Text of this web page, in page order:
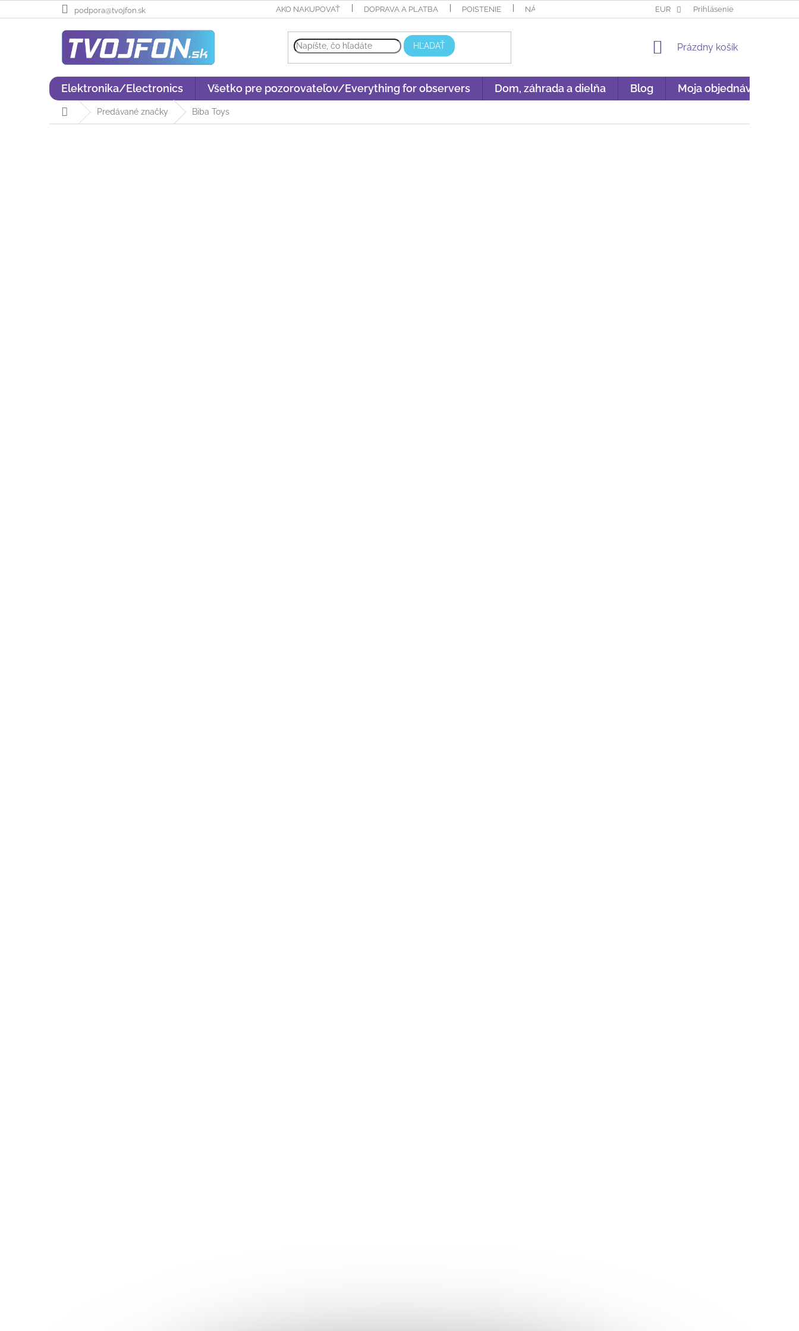
na
podpora@tvojfon.sk AKO NAKUPOVAŤ DOPRAVA A PLATBA POISTENIE NÁKUP NA SPLÁTKY GARANCIA ORIGINALITY
EUR Prihlásenie
HĽADAŤ
NÁKUPNÝ
Prázdny košík
Elektronika/Electronics Všetko pre pozorovateľov/Everything for observers Dom, záhrada a dielňa Blog Moja objednávka
DomovPredávané značky Biba Toys